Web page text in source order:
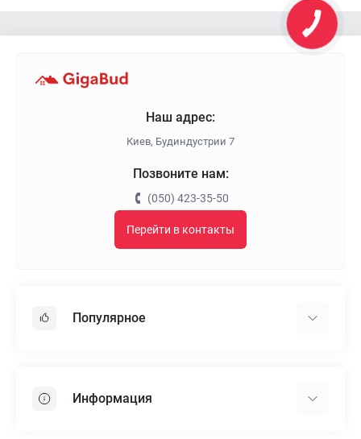
Наш адрес:
Киев, Будиндустрии 7
Позвоните нам:
(050) 423-35-50
Перейти в контакты
Популярное
Пенопласт
Информация